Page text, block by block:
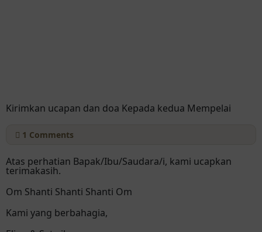
Kirimkan ucapan dan doa Kepada kedua Mempelai
1 Comments
Atas perhatian Bapak/Ibu/Saudara/i, kami ucapkan
terimakasih.
Om Shanti Shanti Shanti Om
Kami yang berbahagia,